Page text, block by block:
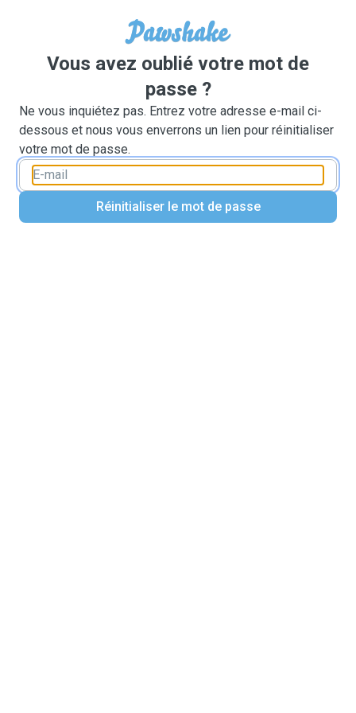
Vous avez oublié votre mot de
passe ?
Ne vous inquiétez pas. Entrez votre adresse e-mail ci-
dessous et nous vous enverrons un lien pour réinitialiser
votre mot de passe.
Réinitialiser le mot de passe